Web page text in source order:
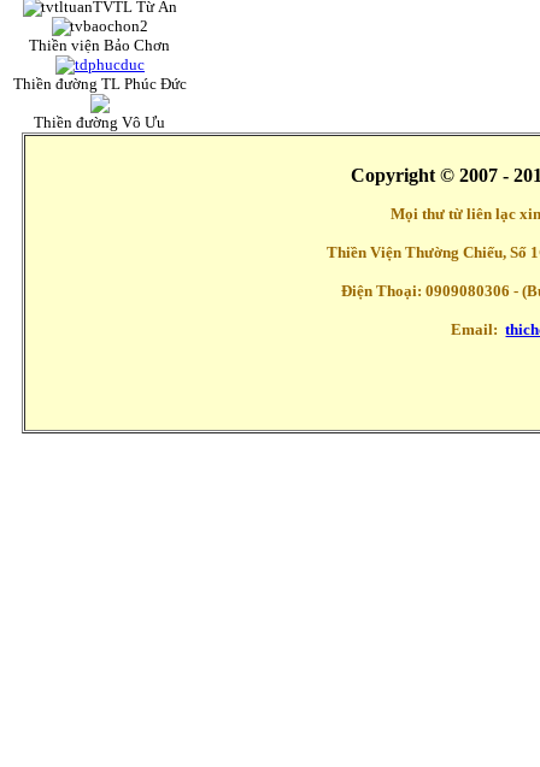
TVTL Từ Ấn
Thiền viện Bảo Chơn
Thiền đường TL Phúc Đức
Thiền đường Vô Ưu
Copyright © 2007 -
Mọi thư từ liên lạc
Thiền Viện Thường Chiếu, Số
Điện Thoại: 0909080306 -
Email: